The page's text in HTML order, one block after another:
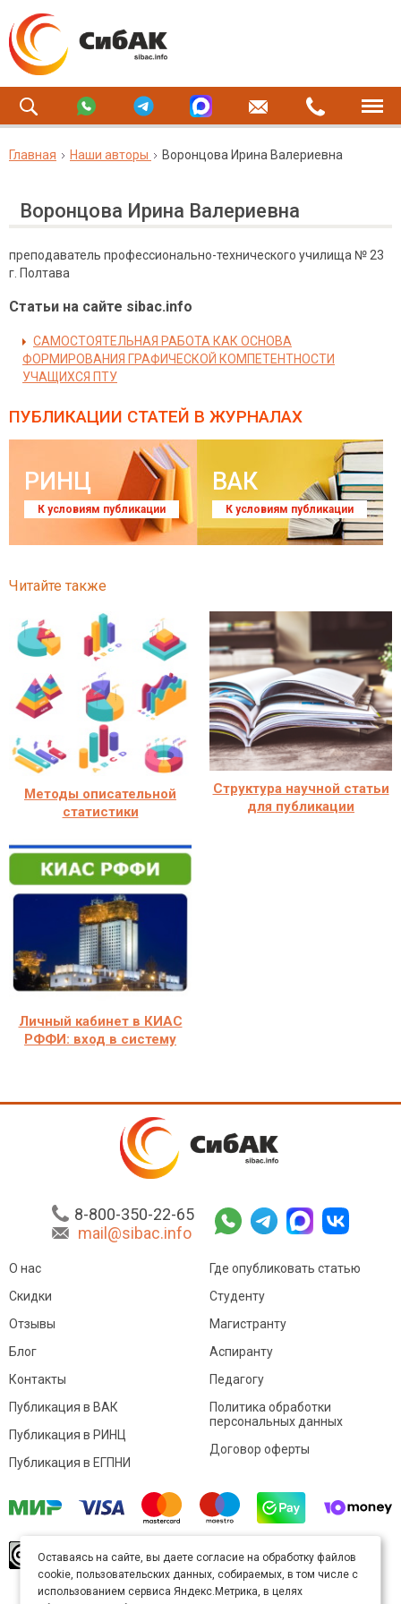
Главная Наши авторы Воронцова Ирина Валериевна
Воронцова Ирина Валериевна
преподаватель профессионально-технического училища № 23
г. Полтава
Статьи на сайте sibac.info
САМОСТОЯТЕЛЬНАЯ РАБОТА КАК ОСНОВА
ФОРМИРОВАНИЯ ГРАФИЧЕСКОЙ КОМПЕТЕНТНОСТИ
УЧАЩИХСЯ ПТУ
ПУБЛИКАЦИИ СТАТЕЙ В ЖУРНАЛАХ
РИНЦ
К условиям публикации
ВАК
К условиям публикации
Читайте также
Методы описательной
статистики
Структура научной статьи
для публикации
Личный кабинет в КИАС
РФФИ: вход в систему
8-800-350-22-65
mail@sibac.info
О нас
Скидки
Отзывы
Блог
Контакты
Где опубликовать статью
Студенту
Магистранту
Аспиранту
Педагогу
Публикация в ВАК
Публикация в РИНЦ
Публикация в ЕГПНИ
Политика обработки
персональных данных
Договор оферты
произведение доступно полицензии Creative
Commons «Attribution» («Атрибуция») 4.0
Непортированная.
Оставаясь на сайте, вы даете согласие на обработку файлов
cookie, пользовательских данных, собираемых, в том числе с
использованием сервиса Яндекс.Метрика, в целях